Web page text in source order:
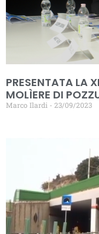
PRESENTATA LA
MOLÌERE DI
Marco Ilardi 23/09/2023